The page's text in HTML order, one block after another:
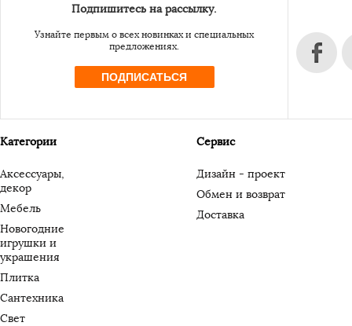
Подпишитесь на рассылку.
Узнайте первым о всех новинках и специальных
предложениях.
ПОДПИСАТЬСЯ
Категории
Аксессуары,
декор
Мебель
Новогодние
игрушки и
украшения
Плитка
Сантехника
Свет
Сервис
Дизайн - проект
Обмен и возврат
Доставка